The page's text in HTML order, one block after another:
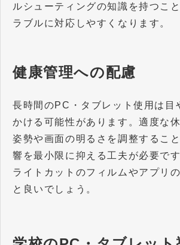
ルシューティングの知識を持つこ
ラブルに対応しやすくなります。
健康管理への配慮
長時間のPC・タブレット使用は目
かける可能性があります。適度な
姿勢や画面の明るさを調整するこ
響を最小限に抑える工夫が必要で
ライトカットのフィルムやアプリ
と良いでしょう。